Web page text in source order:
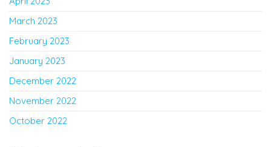
March 2023
February 2023
January 2023
December 2022
November 2022
October 2022